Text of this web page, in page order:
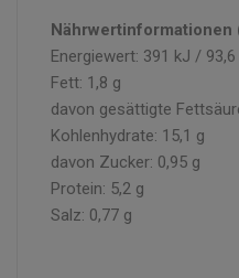
Nährwertinformationen
Energiewert: 391 kJ / 93,6
Fett: 1,8 g
davon gesättigte
Kohlenhydrate: 15,1 g
davon Zucker: 0,95 g
Protein: 5,2 g
Salz: 0,77 g